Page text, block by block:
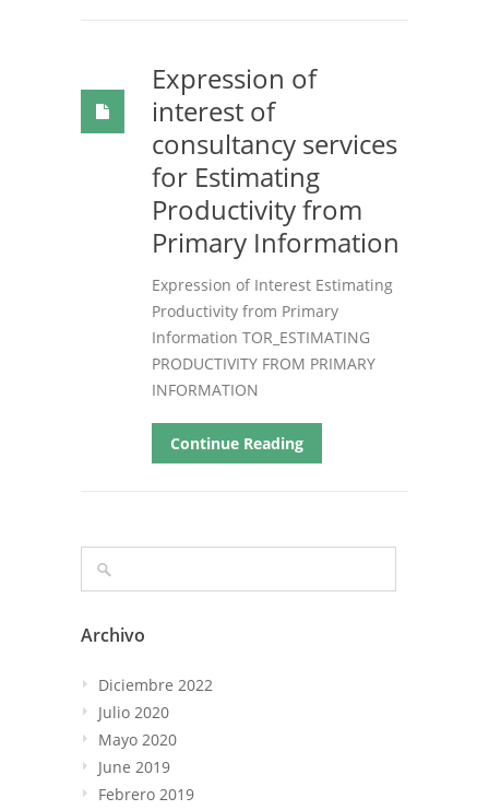
Expression of
interest of
consultancy services
for Estimating
Productivity from
Primary Information
Expression of Interest Estimating
Productivity from Primary
Information TOR_ESTIMATING
PRODUCTIVITY FROM PRIMARY
INFORMATION
Continue Reading
Archivo
Diciembre 2022
Julio 2020
Mayo 2020
June 2019
Febrero 2019